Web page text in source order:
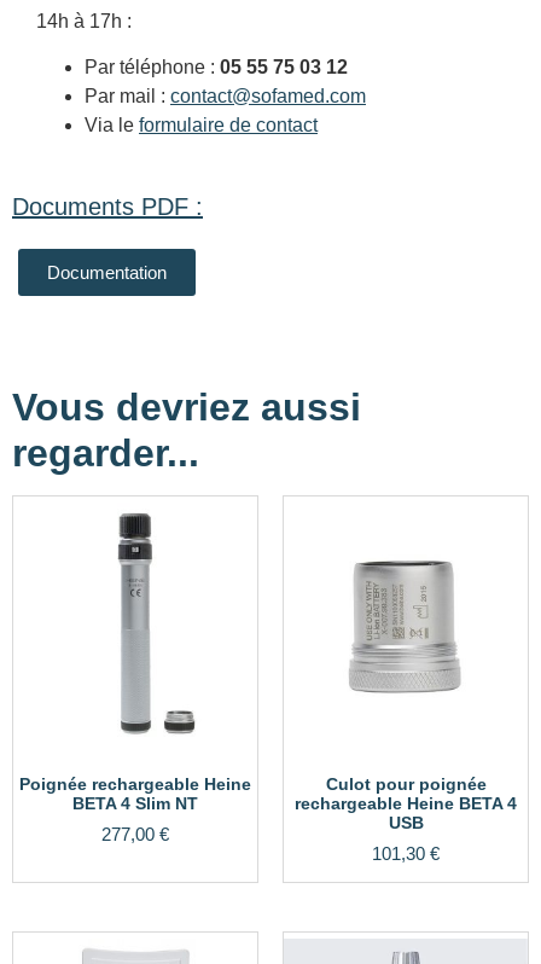
14h à 17h :
Par téléphone : 05 55 75 03 12
Par mail : contact@sofamed.com
Via le formulaire de contact
Documents PDF :
Documentation
Vous devriez aussi
regarder...
Poignée rechargeable Heine
BETA 4 Slim NT
277,00 €
Culot pour poignée
rechargeable Heine BETA 4
USB
101,30 €